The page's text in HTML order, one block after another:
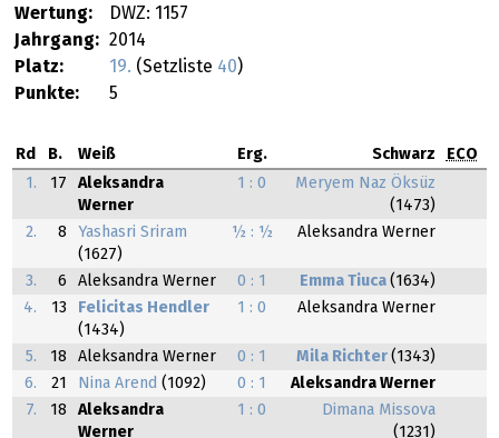
Wertung:
DWZ: 1157
Jahrgang: 2014
Platz:
19. (Setzliste 40)
Punkte:
5
Rd B. Weiß Erg. Schwarz
ECO
1.
17
Aleksandra
Werner
1 : 0
Meryem Naz Öksüz
(1473)
2.
8
Yashasri Sriram
(1627)
½ : ½ Aleksandra Werner
3. 6 Aleksandra Werner 0 : 1 Emma Tiuca (1634)
4.
13
Felicitas Hendler
(1434)
1 : 0 Aleksandra Werner
5. 18 Aleksandra Werner 0 : 1 Mila Richter (1343)
6.
21 Nina Arend (1092) 0 : 1
Aleksandra Werner
7.
18
Aleksandra
Werner
1 : 0
Dimana Missova
(1231)